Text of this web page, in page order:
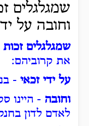
שמגלגלים
וחובה על
שמגלגלים זכות
את קרוביהם:
על ידי זכאי -
וחובה - היינו
לאדם לדון